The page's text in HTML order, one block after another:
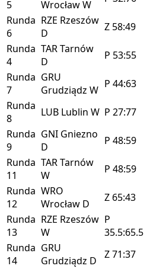
5
WrocławW
Runda
6
RZE Rzeszów
D
Z 58:49
Runda
4
TARTarnów
D
P 53:55
Runda
7
GRU
Grudziądz W P 44:63
Runda
8
LUB Lublin W P 27:77
Runda
9
GNI Gniezno
D
P 48:59
Runda
11
TARTarnów
W
P 48:59
Runda
12
WRO
Wrocław D Z 65:43
Runda
13
RZE Rzeszów
W
P
35.5:65.5
Runda
14
GRU
Grudziądz D Z71:37